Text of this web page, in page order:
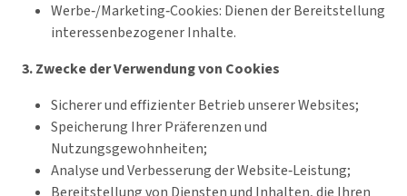
Werbe‑/Marketing‑Cookies: Dienen der Bereitstellung
interessenbezogener Inhalte.
3. Zwecke der Verwendung von Cookies
Sicherer und effizienter Betrieb unserer Websites;
Speicherung Ihrer Präferenzen und
Nutzungsgewohnheiten;
Analyse und Verbesserung der Website‑Leistung;